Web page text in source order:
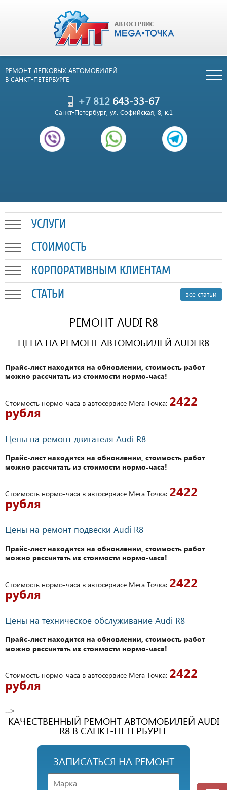
РЕМОНТ ЛЕГКОВЫХ АВТОМОБИЛЕЙ
В САНКТ-ПЕТЕРБУРГЕ
+7 812643-33-67
Санкт-Петербург, ул. Софийская, 8, к.1
УСЛУГИ
СТОИМОСТЬ
КОРПОРАТИВНЫМ КЛИЕНТАМ
СТАТЬИ
все статьи
РЕМОНТ AUDI R8
ЦЕНА НА РЕМОНТ АВТОМОБИЛЕЙ AUDI R8
Прайс-лист находится на обновлении, стоимость работ
можно рассчитать из стоимости нормо-часа!
Стоимость нормо-часа в автосервисе Мега Точка: 2422
рубля
Цены на ремонт двигателя Audi R8
Прайс-лист находится на обновлении, стоимость работ
можно рассчитать из стоимости нормо-часа!
Стоимость нормо-часа в автосервисе Мега Точка: 2422
рубля
Цены на ремонт подвески Audi R8
Прайс-лист находится на обновлении, стоимость работ
можно рассчитать из стоимости нормо-часа!
Стоимость нормо-часа в автосервисе Мега Точка: 2422
рубля
Цены на техническое обслуживание Audi R8
Прайс-лист находится на обновлении, стоимость работ
можно рассчитать из стоимости нормо-часа!
Стоимость нормо-часа в автосервисе Мега Точка: 2422
рубля
-->
КАЧЕСТВЕННЫЙ РЕМОНТ АВТОМОБИЛЕЙ AUDI
R8 В САНКТ-ПЕТЕРБУРГЕ
ЗАПИСАТЬСЯ НА РЕМОНТ